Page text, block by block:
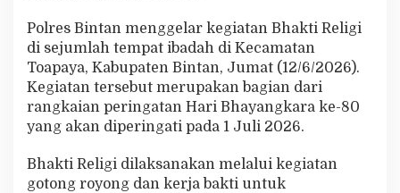
a
n
G
e
l
a
r
a
k
Polres Bintan menggelar kegiatan Bhakti Religi
di sejumlah tempat ibadah di Kecamatan
Toapaya, Kabupaten Bintan, Jumat (12/6/2026).
Kegiatan tersebut merupakan bagian dari
rangkaian peringatan Hari Bhayangkara ke-80
yang akan diperingati pada 1 Juli 2026.
Bhakti Religi dilaksanakan melalui kegiatan
gotong royong dan kerja bakti untuk